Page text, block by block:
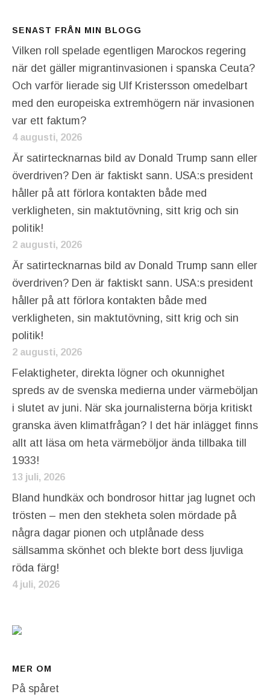
SENAST FRÅN MIN BLOGG
Vilken roll spelade egentligen Marockos regering
när det gäller migrantinvasionen i spanska Ceuta?
Och varför lierade sig Ulf Kristersson omedelbart
med den europeiska extremhögern när invasionen
var ett faktum?
4 augusti, 2026
Är satirtecknarnas bild av Donald Trump sann eller
överdriven? Den är faktiskt sann. USA:s president
håller på att förlora kontakten både med
verkligheten, sin maktutövning, sitt krig och sin
politik!
2 augusti, 2026
Är satirtecknarnas bild av Donald Trump sann eller
överdriven? Den är faktiskt sann. USA:s president
håller på att förlora kontakten både med
verkligheten, sin maktutövning, sitt krig och sin
politik!
2 augusti, 2026
Felaktigheter, direkta lögner och okunnighet
spreds av de svenska medierna under värmeböljan
i slutet av juni. När ska journalisterna börja kritiskt
granska även klimatfrågan? I det här inlägget finns
allt att läsa om heta värmeböljor ända tillbaka till
1933!
13 juli, 2026
Bland hundkäx och bondrosor hittar jag lugnet och
trösten – men den stekheta solen mördade på
några dagar pionen och utplånade dess
sällsamma skönhet och blekte bort dess ljuvliga
röda färg!
4 juli, 2026
MER OM
På spåret